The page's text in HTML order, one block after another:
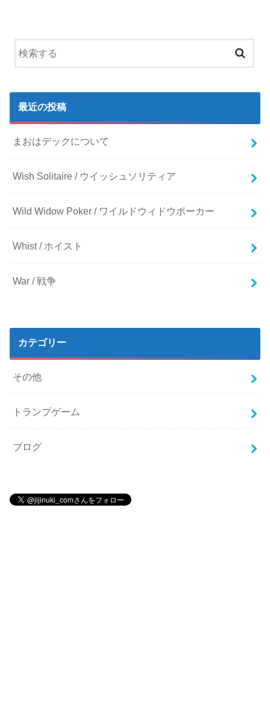
最近の投稿
まおはデックについて
Wish Solitaire / ウイッシュソリティア
Wild Widow Poker / ワイルドウィドウポーカー
Whist / ホイスト
War / 戦争
カテゴリー
その他
トランプゲーム
ブログ